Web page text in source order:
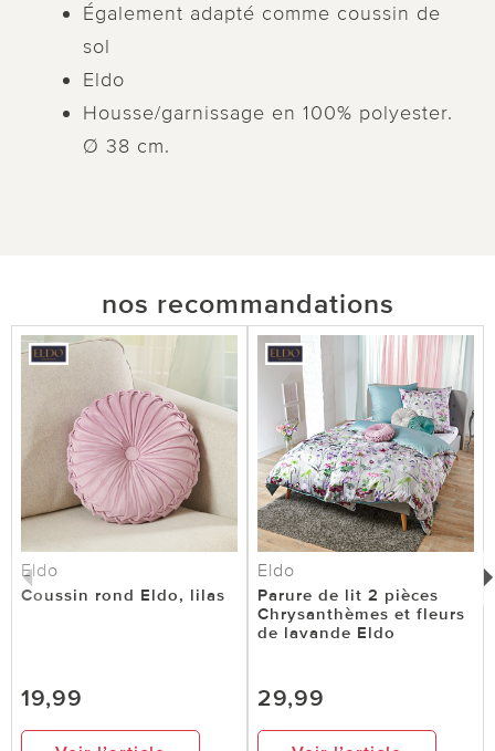
Également adapté comme coussin de
sol
Eldo
Housse/garnissage en 100% polyester.
Ø 38 cm.
nos recommandations
Eldo
Coussin rond Eldo, lilas
19,99
Eldo
Parure de lit 2 pièces
Chrysanthèmes et fleurs
de lavande Eldo
29,99